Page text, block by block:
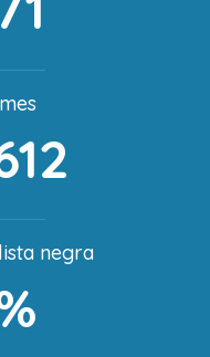
negra